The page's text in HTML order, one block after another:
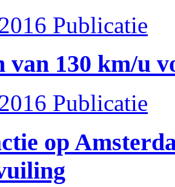
Publicatie
van 130 km/u
Publicatie
op